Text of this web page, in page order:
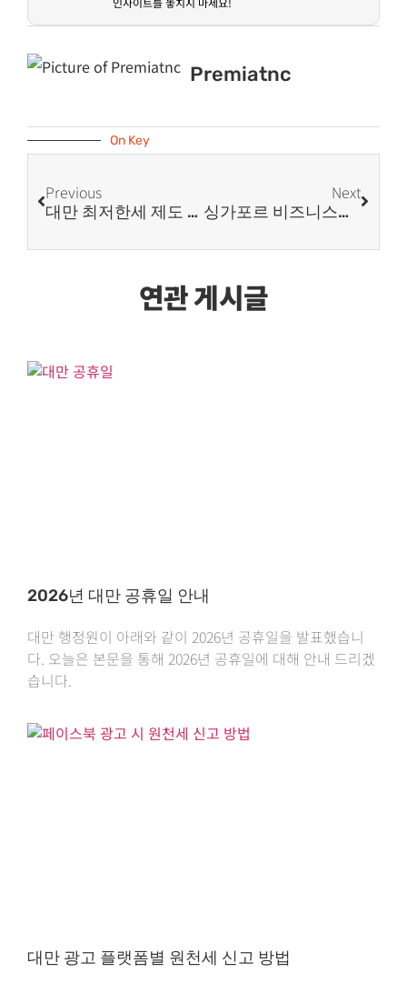
Premiatnc
On Key
Previous
대만 최저한세 제도 FAQ
Next
싱가포르 비즈니스를 위해 필요한 공인 Filing Agent
연관 게시글
2026년 대만 공휴일 안내
대만 행정원이 아래와 같이 2026년 공휴일을 발표했습니
다. 오늘은 본문을 통해 2026년 공휴일에 대해 안내 드리겠
습니다.
대만 광고 플랫폼별 원천세 신고 방법